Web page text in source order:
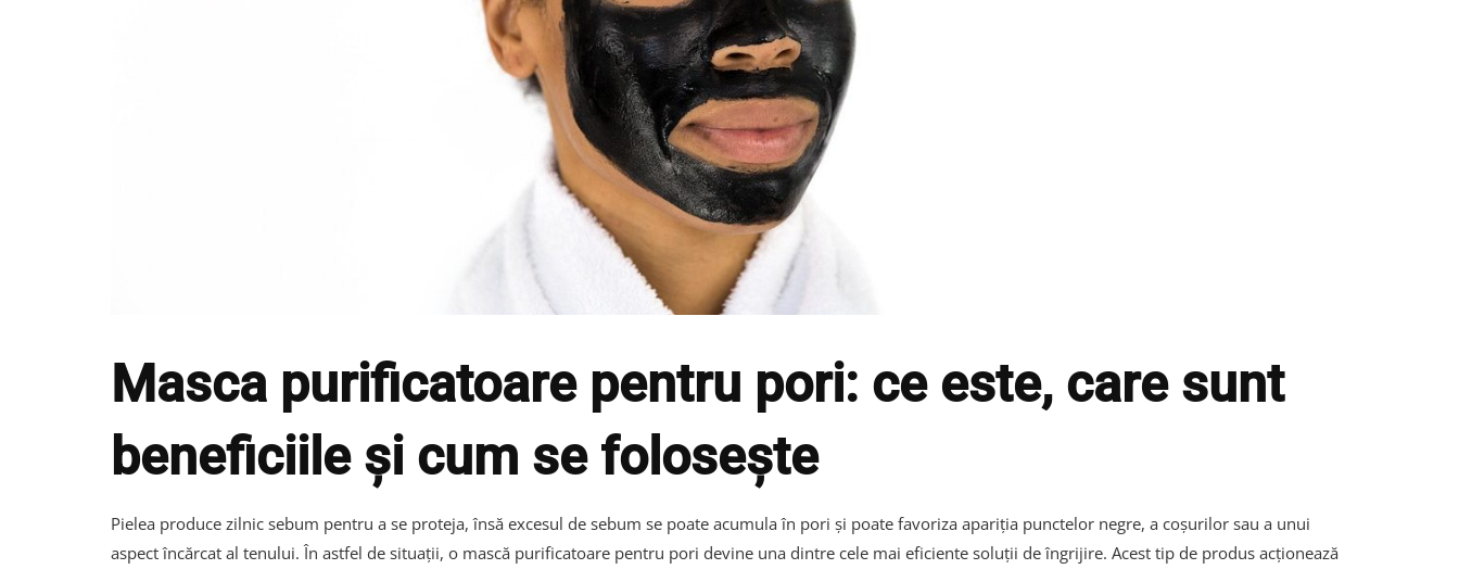
Masca purificatoare pentru pori: ce este, care sunt
beneficiile și cum se folosește
Pielea produce zilnic sebum pentru a se proteja, însă excesul de sebum se poate acumula în pori și poate favoriza apariția punctelor negre, a coșurilor sau a unui
aspect încărcat al tenului. În astfel de situații, o mască purificatoare pentru pori devine una dintre cele mai eficiente soluții de îngrijire. Acest tip de produs acționează